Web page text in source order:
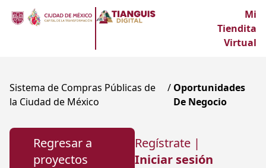
Mi
Tiendita
Virtual
Sistema de Compras Públicas de
la Ciudad de México
/ Oportunidades
De Negocio
Regresar a
proyectos
Regístrate |
Iniciar sesión